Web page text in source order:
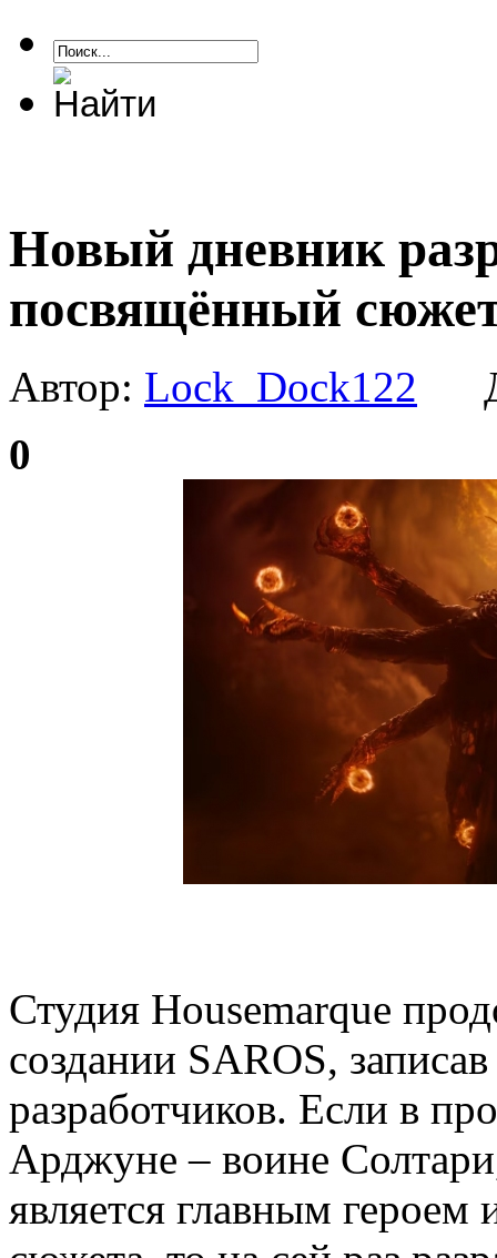
Новый дневник
посвящённый
Автор: Lock_Dock122
0
Студия Housemarque
создании SAROS,
разработчиков. Если в
Арджуне – воине
является главным